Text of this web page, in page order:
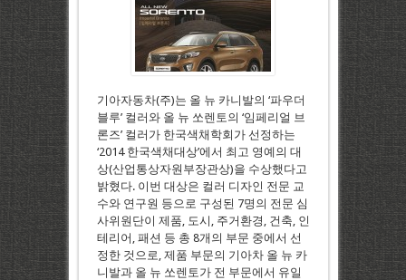
기아자동차(주)는 올 뉴 카니발의 ‘파우더
블루’ 컬러와 올 뉴 쏘렌토의 ‘임페리얼 브
론즈’ 컬러가 한국색채학회가 선정하는
‘2014 한국색채대상’에서 최고 영예의 대
상(산업통상자원부장관상)을 수상했다고
밝혔다. 이번 대상은 컬러 디자인 전문 교
수와 연구원 등으로 구성된 7명의 전문 심
사위원단이 제품, 도시, 주거환경, 건축, 인
테리어, 패션 등 총 8개의 부문 중에서 선
정한 것으로, 제품 부문의 기아차 올 뉴 카
니발과 올 뉴 쏘렌토가 전 부문에서 유일